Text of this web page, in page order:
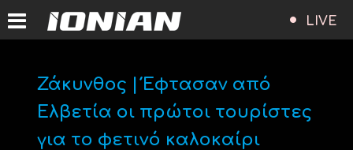
LIVE
Ζάκυνθος | Έφτασαν από
Ελβετία οι πρώτοι τουρίστες
για το φετινό καλοκαίρι